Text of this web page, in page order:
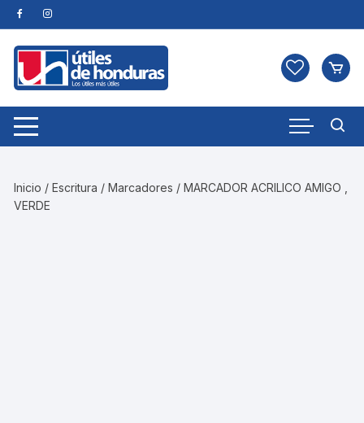
Skip
to
content
Inicio /Escritura /Marcadores / MARCADOR ACRILICO AMIGO ,
VERDE